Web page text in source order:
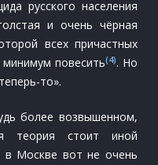
русского населения
и очень чёрная
всех причастных
повесить(4). Но
то».
более возвышенном,
теория стоит иной
в Москве вот не очень